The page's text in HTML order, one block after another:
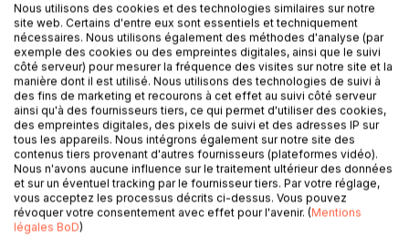
This book is a compilation of images, taken in India, in the
regions of Rajasthan, Uttar Pradesh and in Delhi last
summer 2016.
My european education is made of full of fantasies about
Indians. This book shows another point of view, a
photographic file, with the reality of India today...
Ce livre est une approche photographique de l'Inde
d'aujourd'hui. Plus précisément les régions du Rajasthan et
Uttar Pradesh. Il rétablit quelques idées préconçues sur
l'Inde et les Indiens...
Nous utilisons des cookies et des technologies similaires sur notre
site web. Certains d'entre eux sont essentiels et techniquement
nécessaires. Nous utilisons également des méthodes d'analyse (par
exemple des cookies ou des empreintes digitales, ainsi que le suivi
côté serveur) pour mesurer la fréquence des visites sur notre site et la
manière dont il est utilisé. Nous utilisons des technologies de suivi à
des fins de marketing et recourons à cet effet au suivi côté serveur
ainsi qu'à des fournisseurs tiers, ce qui permet d'utiliser des cookies,
des empreintes digitales, des pixels de suivi et des adresses IP sur
tous les appareils. Nous intégrons également sur notre site des
contenus tiers provenant d'autres fournisseurs (plateformes vidéo).
Nous n'avons aucune influence sur le traitement ultérieur des données
et sur un éventuel tracking par le fournisseur tiers. Par votre réglage,
vous acceptez les processus décrits ci-dessus. Vous pouvez
révoquer votre consentement avec effet pour l'avenir. (Mentions
légales BoD)